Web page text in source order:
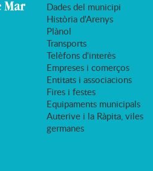
Dades del municipi
Història d'Arenys
Plànol
Transports
Telèfons d'interès
Empreses i comerços
Entitats i associacions
Fires i festes
Equipaments municipals
Auterive i la Ràpita, viles
germanes